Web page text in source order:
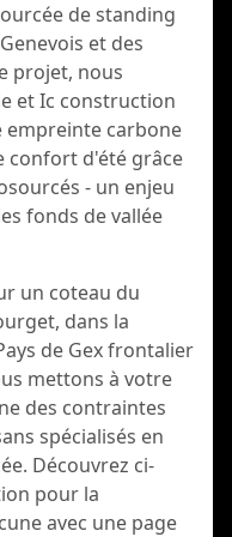
de standing
et des
projet, nous
et Ic construction
empreinte carbone
confort d'été grâce
- un enjeu
fonds de vallée
un coteau du
dans la
de Gex frontalier
mettons à votre
des contraintes
spécialisés en
Découvrez ci-
pour la
avec une page